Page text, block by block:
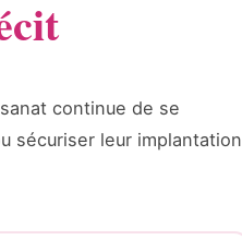
continue de se
sécuriser leur implantation